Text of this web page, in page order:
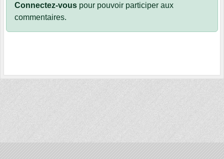
Connectez-vous pour pouvoir participer aux
commentaires.